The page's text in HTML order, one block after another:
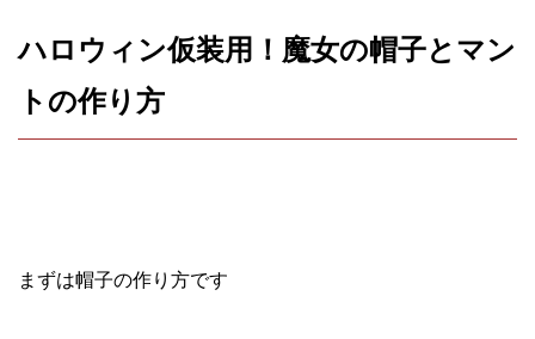
ハロウィン仮装用！魔女の帽子とマン
トの作り方
まずは帽子の作り方です